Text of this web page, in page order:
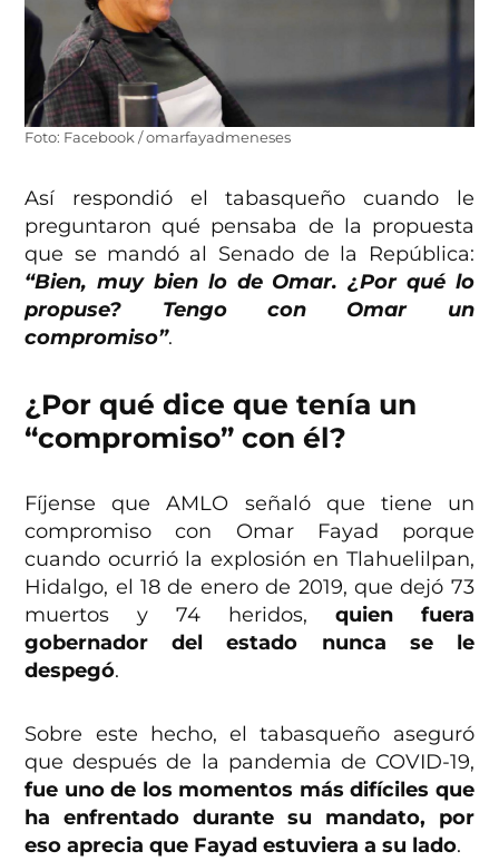
Foto: Facebook / omarfayadmeneses
Así respondió el tabasqueño cuando le
preguntaron qué pensaba de la propuesta
que se mandó al Senado de la República:
“Bien, muy bien lo de Omar. ¿Por qué lo
propuse? Tengo con Omar un
compromiso”.
¿Por qué dice que tenía un
“compromiso” con él?
Fíjense que AMLO señaló que tiene un
compromiso con Omar Fayad porque
cuando ocurrió la explosión en Tlahuelilpan,
Hidalgo, el 18 de enero de 2019, que dejó 73
muertos y 74 heridos, quien fuera
gobernador del estado nunca se le
despegó.
Sobre este hecho, el tabasqueño aseguró
que después de la pandemia de COVID-19,
fue uno de los momentos más difíciles que
ha enfrentado durante su mandato, por
eso aprecia que Fayad estuviera a su lado.